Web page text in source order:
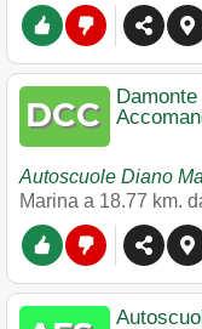
Autoscuole Diano
Marina a 18.77 km.